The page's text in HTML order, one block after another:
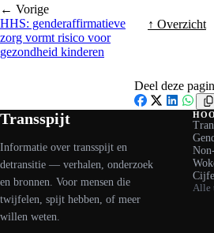
← Vorige
HHS: genderaffirmatieve
zorg vormt risico voor
gezondheid kinderen
↑ Overzicht
Deel deze
Facebook
X LinkedIn
Transspijt
Informatie over transspijt en
detransitie — verhalen, onderzoek
en bronnen. Voor mensen die
twijfelen, spijt hebben, of meer
willen weten.
Alle